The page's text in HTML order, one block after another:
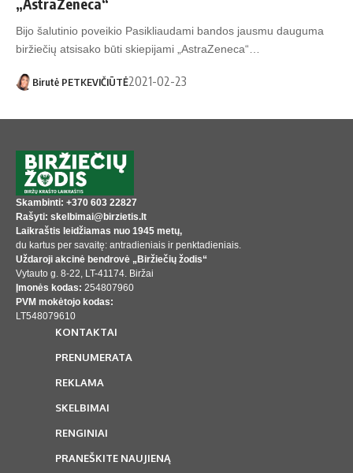
Bijo šalutinio poveikio Pasikliaudami bandos jausmu dauguma
biržiečių atsisako būti skiepijami „AstraZeneca“…
Birutė PETKEVIČIŪTĖ2021-02-23
Skambinti: +370 603 22827
Rašyti: skelbimai@birzietis.lt
Laikraštis leidžiamas nuo 1945 metų,
du kartus per savaitę: antradieniais ir penktadieniais.
Uždaroji akcinė bendrovė „Biržiečių žodis“
Vytauto g. 8-22, LT-41174. Biržai
Įmonės kodas: 254807960
PVM mokėtojo kodas:
LT548079610
KONTAKTAI
PRENUMERATA
REKLAMA
SKELBIMAI
RENGINIAI
PRANEŠKITE NAUJIENĄ